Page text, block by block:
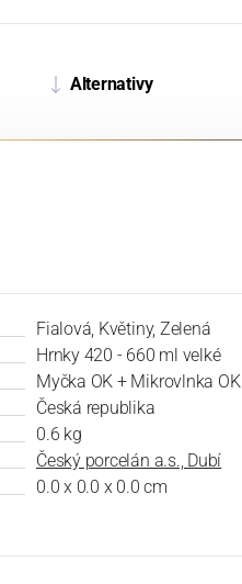
Alternativy
Fialová, Květiny, Zelená
Hrnky 420 - 660 ml velké
Myčka OK + Mikrovlnka OK
Česká republika
0.6 kg
Český porcelán a.s., Dubí
0.0 x 0.0 x 0.0 cm